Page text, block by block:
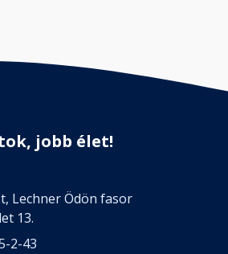
jobb élet!
Lechner Ödön fasor
13.
2-43